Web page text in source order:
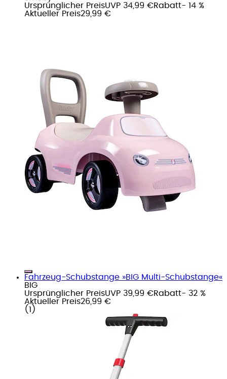
Ursprünglicher PreisUVP 34,99 €Rabatt- 14 %
Aktueller Preis29,99 €
Fahrzeug-Schubstange »BIG Multi-Schubstange«
BIG
Ursprünglicher PreisUVP 39,99 €Rabatt- 32 %
Aktueller Preis26,99 €
( 1 )